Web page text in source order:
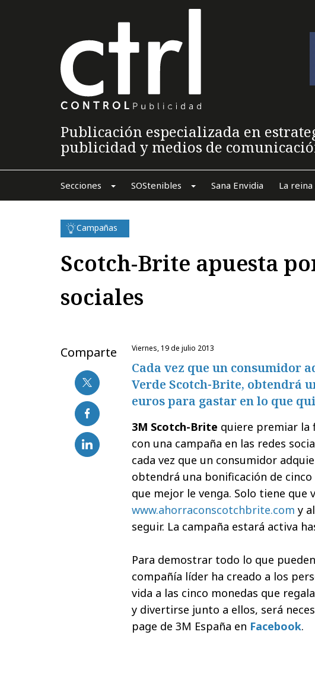
Publicación especializada en
publicidad y medios de
Secciones SOStenibles Sana Envidia La reina
Campañas
Scotch-Brite apuesta
sociales
Comparte viernes, 19 de julio 2013
Cada vez que un consumidor
Verde Scotch-Brite, obtendrá
euros para gastar en lo que
3M Scotch-Brite quiere premiar la
con una campaña en las redes
cada vez que un consumidor
obtendrá una bonificación de
que mejor le venga. Solo tiene que
www.ahorraconscotchbrite.com y
seguir. La campaña estará activa
Para demostrar todo lo que
compañía líder ha creado a los
vida a las cinco monedas que
y divertirse junto a ellos, será
page de 3M España en Facebook.